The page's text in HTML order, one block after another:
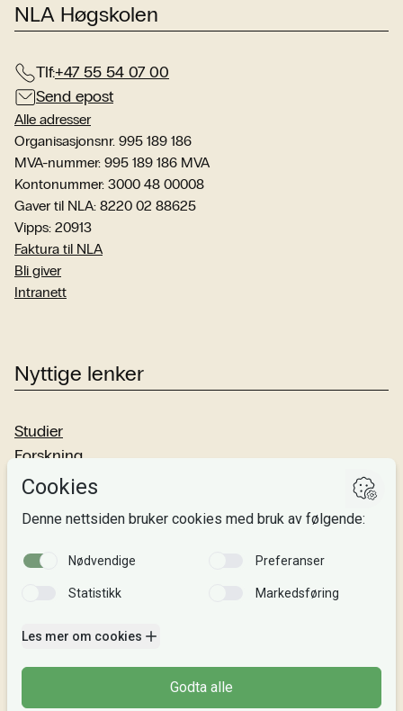
NLA Høgskolen
Tlf:+47 55 54 07 00
Send epost
Alle adresser
Organisasjonsnr. 995 189 186
MVA-nummer: 995 189 186 MVA
Kontonummer: 3000 48 00008
Gaver til NLA: 8220 02 88625
Vipps: 20913
Faktura til NLA
Bli giver
Intranett
Nyttige lenker
Studier
Forskning
Om oss
Si fra!
Følg oss